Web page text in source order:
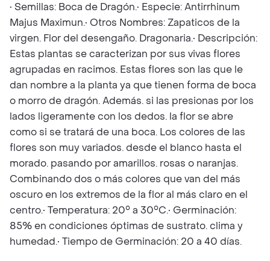
• Semillas: Boca de Dragón.• Especie: Antirrhinum
Majus Maximun.• Otros Nombres: Zapaticos de la
virgen. Flor del desengaño. Dragonaria.• Descripción:
Estas plantas se caracterizan por sus vivas flores
agrupadas en racimos. Estas flores son las que le
dan nombre a la planta ya que tienen forma de boca
o morro de dragón. Además. si las presionas por los
lados ligeramente con los dedos. la flor se abre
como si se tratará de una boca. Los colores de las
flores son muy variados. desde el blanco hasta el
morado. pasando por amarillos. rosas o naranjas.
Combinando dos o más colores que van del más
oscuro en los extremos de la flor al más claro en el
centro.• Temperatura: 20° a 30°C.• Germinación:
85% en condiciones óptimas de sustrato. clima y
humedad.• Tiempo de Germinación: 20 a 40 días.